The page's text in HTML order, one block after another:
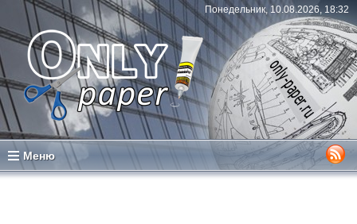
Понедельник, 10.08.2026, 18:32
Меню